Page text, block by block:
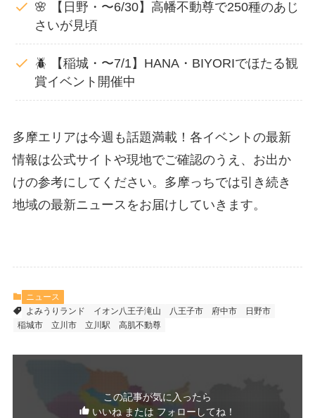
🌸 【日野・〜6/30】高幡不動尊で250種のあじ
さいが見頃
🪲 【稲城・〜7/1】HANA・BIYORIでほたる観
賞イベント開催中
多摩エリアは今週も話題満載！各イベントの最新
情報は公式サイトや現地でご確認のうえ、お出か
けの参考にしてください。多摩っちでは引き続き
地域の最新ニュースをお届けしていきます。
ニュース
よみうりランド
イオン八王子滝山 八王子市 府中市
日野市
稲城市
立川市 立川駅 高肌不動尊
この記事が気に入ったら
いいね または フォローしてね！